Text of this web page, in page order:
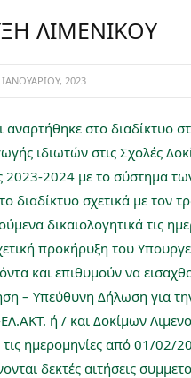
ΛΙΜΕΝΙΚΟΥ
ΙΑΝΟΥΑΡΊΟΥ, 2023
αναρτήθηκε στο διαδίκτυο
ιδιωτών στις Σχολές
2023-2024 με το σύστημα
διαδίκτυο σχετικά με τον
δικαιολογητικά τις
προκήρυξη του
και επιθυμούν να
– Υπεύθυνη Δήλωση για
ή / και Δοκίμων
τις ημερομηνίες από 01/
δεκτές αιτήσεις